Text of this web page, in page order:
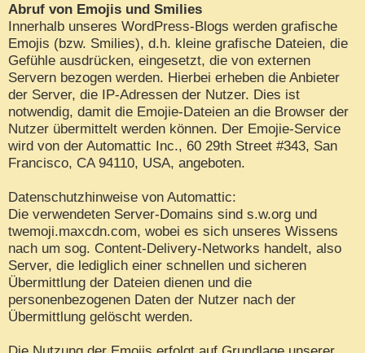
Abruf von Emojis und Smilies
Innerhalb unseres WordPress-Blogs werden grafische
Emojis (bzw. Smilies), d.h. kleine grafische Dateien, die
Gefühle ausdrücken, eingesetzt, die von externen
Servern bezogen werden. Hierbei erheben die Anbieter
der Server, die IP-Adressen der Nutzer. Dies ist
notwendig, damit die Emojie-Dateien an die Browser der
Nutzer übermittelt werden können. Der Emojie-Service
wird von der Automattic Inc., 60 29th Street #343, San
Francisco, CA 94110, USA, angeboten.
Datenschutzhinweise von Automattic:
Die verwendeten Server-Domains sind s.w.org und
twemoji.maxcdn.com, wobei es sich unseres Wissens
nach um sog. Content-Delivery-Networks handelt, also
Server, die lediglich einer schnellen und sicheren
Übermittlung der Dateien dienen und die
personenbezogenen Daten der Nutzer nach der
Übermittlung gelöscht werden.